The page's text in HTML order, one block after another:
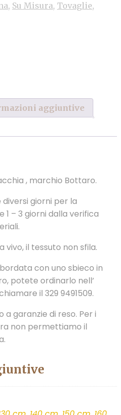
, Su Misura, Tovaglie,
aggiuntive
, marchio Bottaro.
giorni per la
– 3 giorni dalla verifica
vivo, il tessuto non sfila.
con uno sbieco in
potete ordinarlo nell’
il 329 9491509.
garanzie di reso. Per i
non permettiamo il